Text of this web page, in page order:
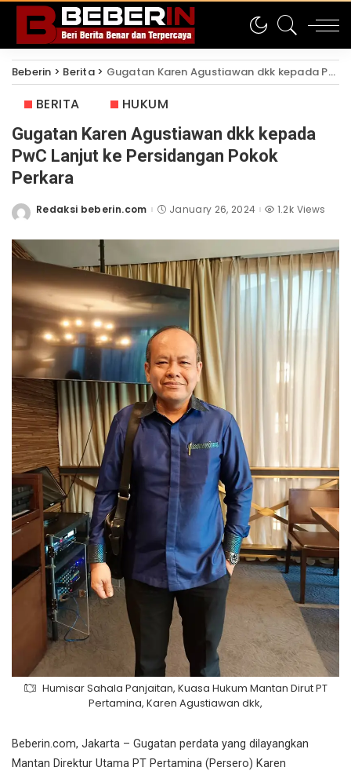
Beberin > Berita> Gugatan Karen Agustiawan dkk kepada PwC Lanjut ke Persidangan Pokok Perkara
BERITA HUKUM
Gugatan Karen Agustiawan dkk kepada
PwC Lanjut ke Persidangan Pokok
Perkara
Posted
Redaksi beberin.com January 26, 2024 1.2k Views
Humisar Sahala Panjaitan, Kuasa Hukum Mantan Dirut PT
Pertamina, Karen Agustiawan dkk,
Beberin.com, Jakarta – Gugatan perdata yang dilayangkan
Mantan Direktur Utama PT Pertamina (Persero) Karen